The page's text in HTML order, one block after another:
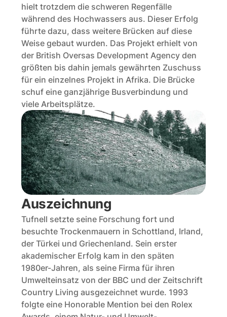
hielt trotzdem die schweren Regenfälle
während des Hochwassers aus. Dieser Erfolg
führte dazu, dass weitere Brücken auf diese
Weise gebaut wurden. Das Projekt erhielt von
der British Oversas Development Agency den
größten bis dahin jemals gewährten Zuschuss
für ein einzelnes Projekt in Afrika. Die Brücke
schuf eine ganzjährige Busverbindung und
viele Arbeitsplätze.
Auszeichnung
Tufnell setzte seine Forschung fort und
besuchte Trockenmauern in Schottland, Irland,
der Türkei und Griechenland. Sein erster
akademischer Erfolg kam in den späten
1980er-Jahren, als seine Firma für ihren
Umwelteinsatz von der BBC und der Zeitschrift
Country Living ausgezeichnet wurde. 1993
folgte eine Honorable Mention bei den Rolex